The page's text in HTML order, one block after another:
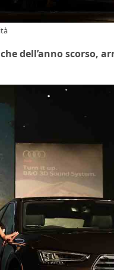
dell’anno scorso,